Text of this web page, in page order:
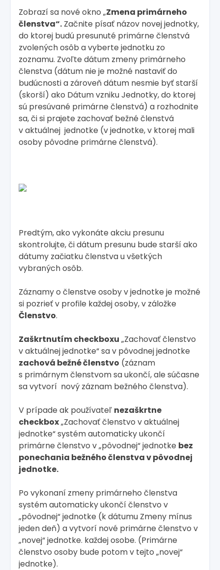
Zobrazí sa nové okno „Zmena primárneho
členstva“. Začnite písať názov novej jednotky,
do ktorej budú presunuté primárne členstvá
zvolených osôb a vyberte jednotku zo
zoznamu. Zvoľte dátum zmeny primárneho
členstva (dátum nie je možné nastaviť do
budúcnosti a zároveň dátum nesmie byť starší
(skorší) ako Dátum vzniku Jednotky, do ktorej
sú presúvané primárne členstvá) a rozhodnite
sa, či si prajete zachovať bežné členstvá
v aktuálnej jednotke (v jednotke, v ktorej mali
osoby pôvodne primárne členstvá).
Predtým, ako vykonáte akciu presunu
skontrolujte, či dátum presunu bude starší ako
dátumy začiatku členstva u všetkých
vybraných osôb.
Záznamy o členstve osoby v jednotke je možné
si pozrieť v profile každej osoby, v záložke
Členstvo.
Zaškrtnutím checkboxu „Zachovať členstvo
v aktuálnej jednotke“ sa v pôvodnej jednotke
zachová bežné členstvo (záznam
s primárnym členstvom sa ukončí, ale súčasne
sa vytvorí nový záznam bežného členstva).
V prípade ak používateľ nezaškrtne
checkbox„Zachovať členstvo v aktuálnej
jednotke“ systém automaticky ukončí
primárne členstvo v „pôvodnej“ jednotke bez
ponechania bežného členstva v pôvodnej
jednotke.
Po vykonaní zmeny primárneho členstva
systém automaticky ukončí členstvo v
„pôvodnej“ jednotke (k dátumu Zmeny mínus
jeden deň) a vytvorí nové primárne členstvo v
„novej“ jednotke. každej osobe. (Primárne
členstvo osoby bude potom v tejto „novej“
jednotke).